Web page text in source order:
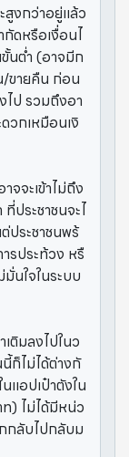
งกว่าอยู่แล้ว
ดหรือเงื่อนไ
นต่ำ (อาจมีก
/ขายคืน ก่อน
ไป รวมถึงอา
วกเหมือนเงิ
จะเข้าไม่ถึง
ประชาชนจะไ
ระชาชนพร้
รประท้วง หรื
นใจในระบบ
ติมลงไปในว
ก็ไม่ได้ต่างกั
แอปเป๋าตังใน
ท) ไม่ได้มีหน่ว
กลับไปกลับม